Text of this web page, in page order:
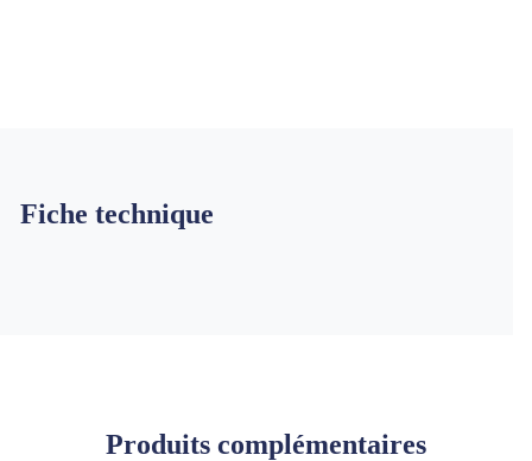
Fiche technique
Produits complémentaires